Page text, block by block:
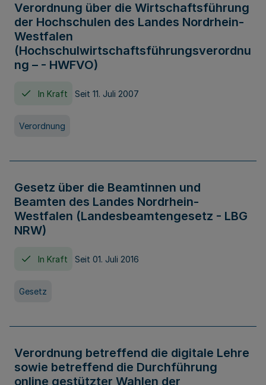
Verordnung über die Wirtschaftsführung
der Hochschulen des Landes Nordrhein-
Westfalen
(Hochschulwirtschaftsführungsverordnu
ng – - HWFVO)
In Kraft Seit 11. Juli 2007
Verordnung
Gesetz über die Beamtinnen und
Beamten des Landes Nordrhein-
Westfalen (Landesbeamtengesetz - LBG
NRW)
In Kraft Seit 01. Juli 2016
Gesetz
Verordnung betreffend die digitale Lehre
sowie betreffend die Durchführung
online gestützter Wahlen der